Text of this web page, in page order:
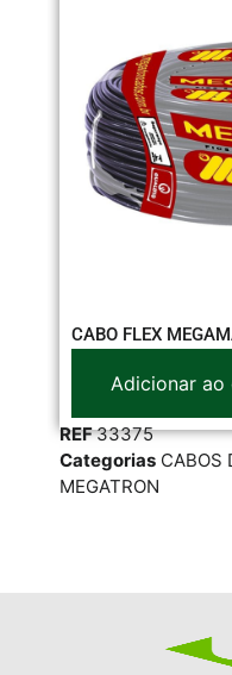
CABO FLEX
Adicionar ao
REF33375
Categorias CABOS
MEGATRON